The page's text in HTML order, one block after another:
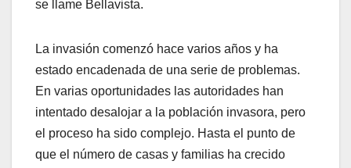
se llame Bellavista.
La invasión comenzó hace varios años y ha
estado encadenada de una serie de problemas.
En varias oportunidades las autoridades han
intentado desalojar a la población invasora, pero
el proceso ha sido complejo. Hasta el punto de
que el número de casas y familias ha crecido